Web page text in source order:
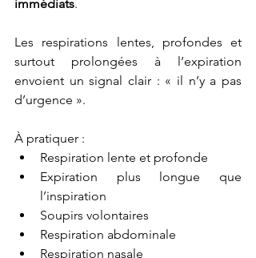
immédiats.
Les respirations lentes, profondes et
surtout prolongées à l’expiration
envoient un signal clair : « il n’y a pas
d’urgence ».
À pratiquer :
Respiration lente et profonde
Expiration plus longue que
l’inspiration
Soupirs volontaires
Respiration abdominale
Respiration nasale